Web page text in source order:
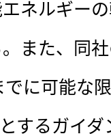
ネルギー
また、同
に可能な
するガイ